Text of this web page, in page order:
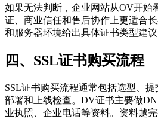
如果无法判断，企业网站从OV开
证、商业信任和售后协作上更适合
和服务器环境给出具体证书类型建议
四、SSL证书购买流程
SSL证书购买流程通常包括选型、
部署和上线检查。DV证书主要做
业执照、企业电话等资料。资料越完